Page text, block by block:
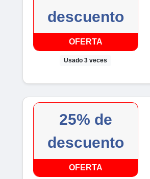
descuento
OFERTA
Usado 3 veces
25% de
descuento
OFERTA